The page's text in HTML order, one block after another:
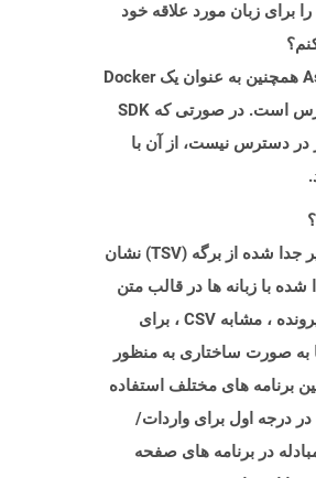
من نمی توانم SDK را برای زبان مورد علاقه خود
Aspose.Total Cloud همچنین به عنوان یک Docker
Container در دسترس است. در صورتی که SDK
در دسترس نیست، از آن با
فرمت پرونده مقادیر جدا شده از برگه (TSV) نشان
شده با زبانه ها در قالب متن
ساده است. قالب پرونده ، مشابه CSV ، برای
به صورت ساختاری به منظور
برنامه های مختلف استفاده
درجه اول برای واردات/
در برنامه های صفحه